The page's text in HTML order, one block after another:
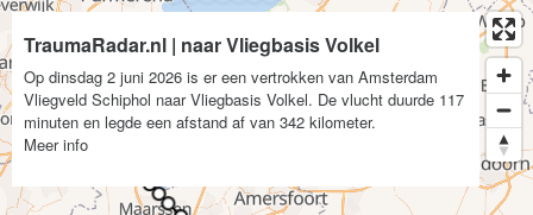
TraumaRadar.nl | naar Vliegbasis Volkel
Op dinsdag 2 juni 2026 is er een vertrokken van Amsterdam
Vliegveld Schiphol naar Vliegbasis Volkel. De vlucht duurde 117
minuten en legde een afstand af van 342 kilometer.
Meer info